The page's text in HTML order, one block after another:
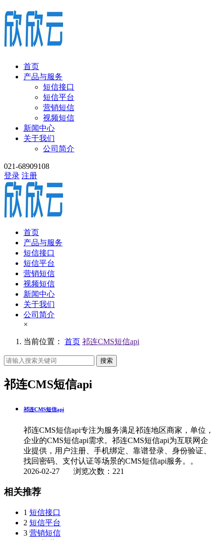
首页
产品与服务
短信接口
短信平台
营销短信
视频短信
新闻中心
关于我们
公司简介
021-68909108
登录 注册
首页
产品与服务
短信接口
短信平台
营销短信
视频短信
新闻中心
关于我们
公司简介
×
当前位置： 首页 祁连CMS短信api
搜索
祁连CMS短信api
祁连CMS短信api
祁连CMS短信api专注为服务满足祁连地区商家，单位，
企业的CMS短信api需求。祁连CMS短信api为互联网企
业提供，用户注册、手机绑定、靠谱登录、身份验证、
找回密码、支付认证等场景的CMS短信api服务。。
2026-02-27 浏览次数：221
相关推荐
1 短信接口
2 短信平台
3 营销短信